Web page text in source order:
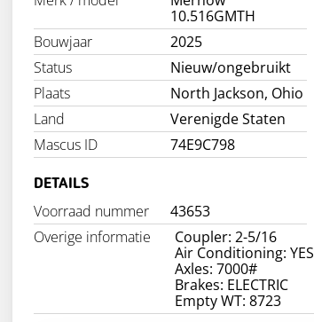
10.516GMTH
Bouwjaar
2025
Status
Nieuw/ongebruikt
Plaats
North Jackson, Ohio
Land
Verenigde Staten
Mascus ID
74E9C798
DETAILS
Voorraad nummer 43653
Overige informatie
Coupler: 2-5/16
Air Conditioning: YES
Axles: 7000#
Brakes: ELECTRIC
Empty WT: 8723